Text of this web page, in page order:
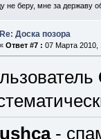
не беру, мне за державу
Re: Доска позора
« Ответ #7 : 07 Марта 2010,
-